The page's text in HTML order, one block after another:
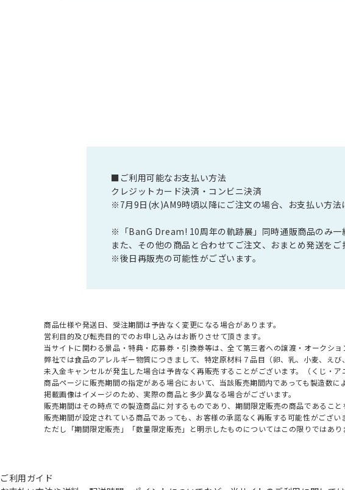
■ご利用可能なお支払い方法
クレジットカード決済・コンビニ決済
※7月9日(水)AM9時頃以降にご注文の場合、お支払い方法
※「BanG Dream! 10周年の軌跡展」同時通販商品のみ一
また、その他の商品と合わせてご注文、おまとめ発送を
※後日再販売の可能性がございます。
商品仕様や発送日、受注期間は予告なく変更になる場合があります。
営利目的及び転売目的でのお申し込みはお断りさせて頂きます。
当サイトに関わる景品・特典・応募券・引換券等は、全て第三者への譲渡・オークショ
弊社では食品のアレルギー物質につきまして、特定原材料７品目（卵、乳、小麦、え
未入金キャンセルが発生した場合は予告なく再販売することがございます。（くじ・ア
商品ページに販売期間の指定がある場合において、当該販売期間内であっても製造数に
掲載画像はイメージのため、実際の商品と多少異なる場合がございます。
販売期間はその時点での製造商品に対するものであり、期間限定販売の商品であること
販売期間が設定されている商品であっても、お客様の承諾なく再販する可能性がござい
ただし「期間限定販売」「数量限定販売」と明示したものについてはこの限りではあり
ご利用ガイド